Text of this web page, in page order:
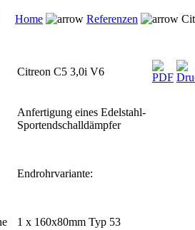
Home Referenzen
Citreon C5 3,0i V6
Anfertigung eines Edelstahl-
Sportendschalldämpfer
Endrohrvariante:
1 x 160x80mm Typ 53